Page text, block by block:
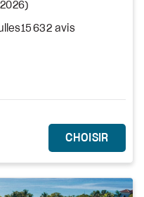
)
15 632 avis
PLUS DE
CHOISIRCE